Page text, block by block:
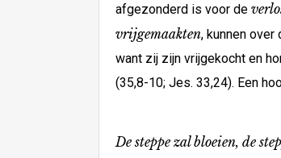
afgezonderd is voor de
vrijgemaakten, kunnen
want zij zijn vrijgekocht en
(35,8-10; Jes. 33,24). Een
De steppe zal bloeien, de